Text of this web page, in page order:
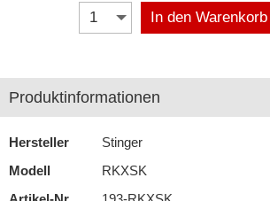
Antennenzubehör
Bluetooth
CAN-BUS-Adapter
Cinch-Kabel
In den Warenkorb
Produktinformationen
Hersteller
Stinger
Modell
RKXSK